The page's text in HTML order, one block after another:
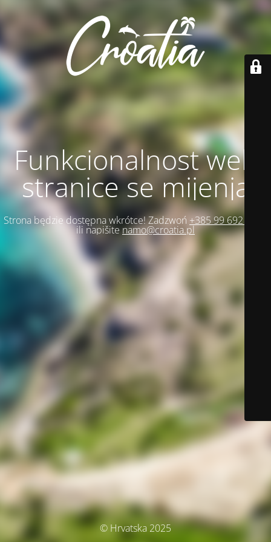
Funkcionalnost web
stranice se mijenja
Strona będzie dostępna wkrótce! Zadzwoń +385 99 692 1271
ili napišitenamo@croatia.pl
© Hrvatska 2025